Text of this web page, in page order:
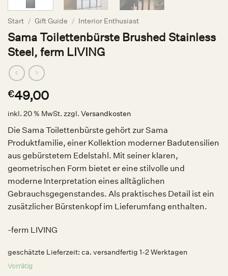
Start / Gift Guide / Interior Enthusiast
Sama Toilettenbürste Brushed Stainless
Steel, ferm LIVING
€49,00
inkl. 20 % MwSt. zzgl. Versandkosten
Die Sama Toilettenbürste gehört zur Sama
Produktfamilie, einer Kollektion moderner Badutensilien
aus gebürstetem Edelstahl. Mit seiner klaren,
geometrischen Form bietet er eine stilvolle und
moderne Interpretation eines alltäglichen
Gebrauchsgegenstandes. Als praktisches Detail ist ein
zusätzlicher Bürstenkopf im Lieferumfang enthalten.
-ferm LIVING
geschätzte Lieferzeit: ca. versandfertig 1-2 Werktagen
Vorrätig